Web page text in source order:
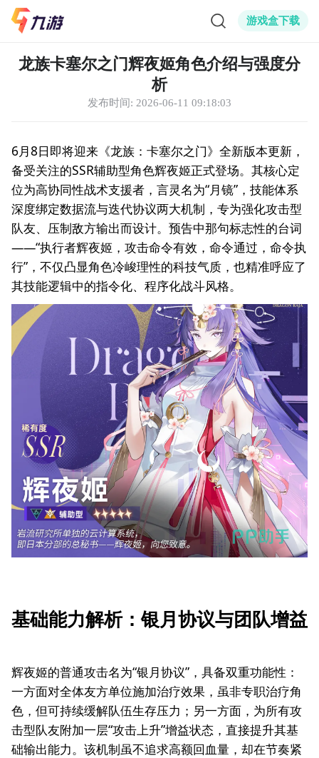
游戏盒下载
龙族卡塞尔之门辉夜姬角色介绍与强度分
析
发布时间: 2026-06-11 09:18:03
6月8日即将迎来《龙族：卡塞尔之门》全新版本更新，
备受关注的SSR辅助型角色辉夜姬正式登场。其核心定
位为高协同性战术支援者，言灵名为“月镜”，技能体系
深度绑定数据流与迭代协议两大机制，专为强化攻击型
队友、压制敌方输出而设计。预告中那句标志性的台词
——“执行者辉夜姬，攻击命令有效，命令通过，命令执
行”，不仅凸显角色冷峻理性的科技气质，也精准呼应了
其技能逻辑中的指令化、程序化战斗风格。
基础能力解析：银月协议与团队增益
辉夜姬的普通攻击名为“银月协议”，具备双重功能性：
一方面对全体友方单位施加治疗效果，虽非专职治疗角
色，但可持续缓解队伍生存压力；另一方面，为所有攻
击型队友附加一层“攻击上升”增益状态，直接提升其基
础输出能力。该机制虽不追求高额回血量，却在节奏紧